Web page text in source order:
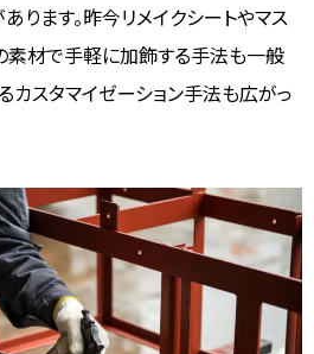
ります。昨今リメイクシートやマス
素材で手軽に加飾する手法も一般
カスタマイゼーション手法も広がっ